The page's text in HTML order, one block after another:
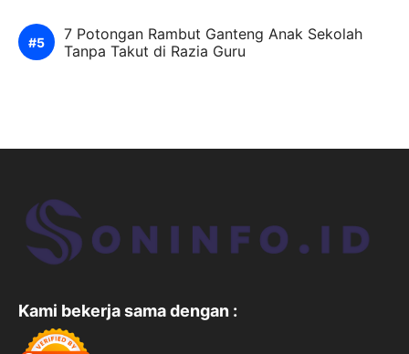
7 Potongan Rambut Ganteng Anak Sekolah
Tanpa Takut di Razia Guru
Kami bekerja sama dengan :